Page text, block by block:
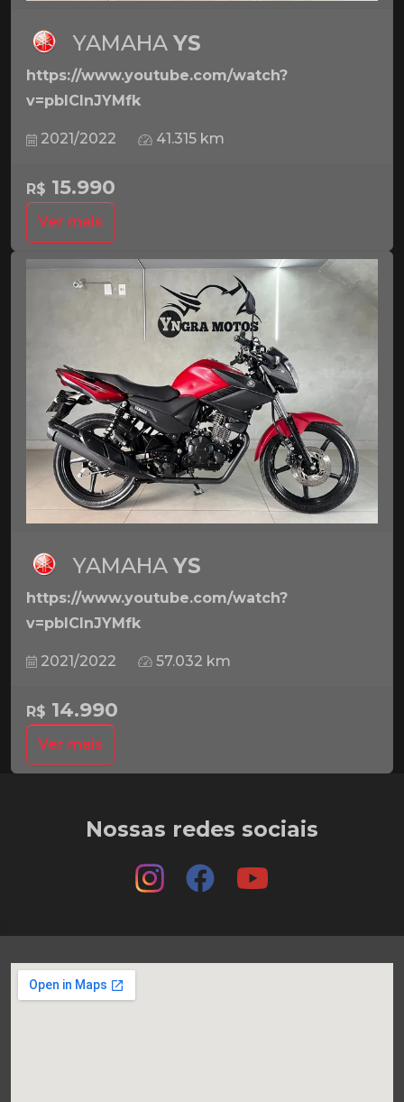
YAMAHA YS
https://www.youtube.com/watch?
v=pbICInJYMfk
2021/2022 41.315 km
R$ 15.990
Ver mais
YAMAHA YS
https://www.youtube.com/watch?
v=pbICInJYMfk
2021/2022 57.032 km
R$ 14.990
Ver mais
Nossas redes sociais